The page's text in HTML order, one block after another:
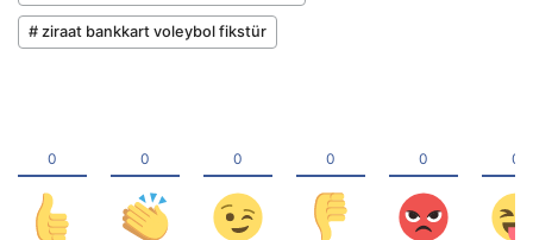
# ziraat bankkart voleybol fikstür